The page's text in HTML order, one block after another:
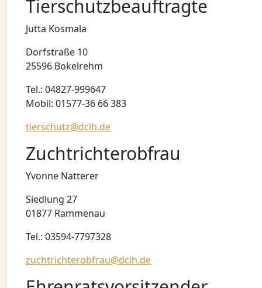
Tierschutzbeauftragte
Jutta Kosmala
Dorfstraße 10
25596 Bokelrehm
Tel.: 04827-999647
Mobil: 01577-36 66 383
tierschutz@dclh.de
Zuchtrichterobfrau
Yvonne Natterer
Siedlung 27
01877 Rammenau
Tel.: 03594-7797328
zuchtrichterobfrau@dclh.de